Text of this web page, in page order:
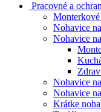
Pracovné a
Nohavice
Nohavice
Nohavice
Nohavice
Krátke